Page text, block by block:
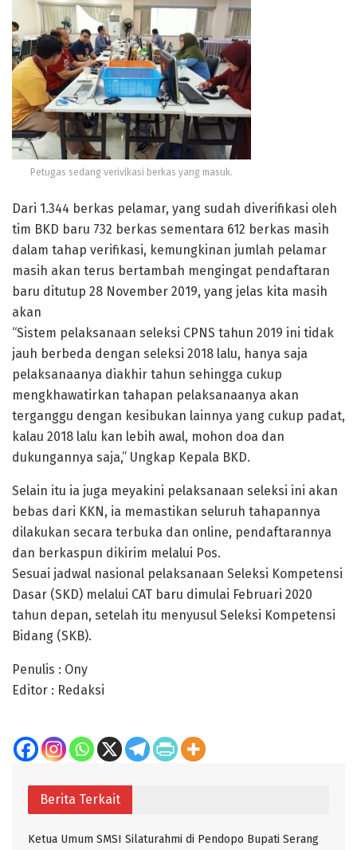
Petugas sedang verivikasi berkas yang masuk.
Dari 1.344 berkas pelamar, yang sudah diverifikasi oleh
tim BKD baru 732 berkas sementara 612 berkas masih
dalam tahap verifikasi, kemungkinan jumlah pelamar
masih akan terus bertambah mengingat pendaftaran
baru ditutup 28 November 2019, yang jelas kita masih
akan
“Sistem pelaksanaan seleksi CPNS tahun 2019 ini tidak
jauh berbeda dengan seleksi 2018 lalu, hanya saja
pelaksanaanya diakhir tahun sehingga cukup
mengkhawatirkan tahapan pelaksanaanya akan
terganggu dengan kesibukan lainnya yang cukup padat,
kalau 2018 lalu kan lebih awal, mohon doa dan
dukungannya saja,” Ungkap Kepala BKD.
Selain itu ia juga meyakini pelaksanaan seleksi ini akan
bebas dari KKN, ia memastikan seluruh tahapannya
dilakukan secara terbuka dan online, pendaftarannya
dan berkaspun dikirim melalui Pos.
Sesuai jadwal nasional pelaksanaan Seleksi Kompetensi
Dasar (SKD) melalui CAT baru dimulai Februari 2020
tahun depan, setelah itu menyusul Seleksi Kompetensi
Bidang (SKB).
Penulis : Ony
Editor : Redaksi
Berita Terkait
Ketua Umum SMSI Silaturahmi di Pendopo Bupati Serang